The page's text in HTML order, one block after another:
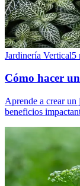
Jardinería Vertical5
Cómo hacer
Aprende a crear un
beneficios